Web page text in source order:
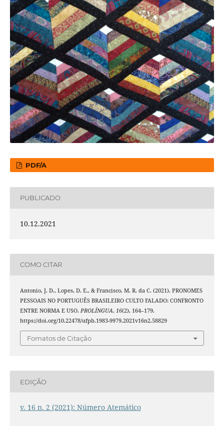
PDF/A
PUBLICADO
10.12.2021
COMO CITAR
Antonio, J. D., Lopes, D. E., & Francisco, M. R. da C. (2021). PRONOMES
PESSOAIS NO PORTUGUÊS BRASILEIRO CULTO FALADO: CONFRONTO
ENTRE NORMA E USO. PROLÍNGUA, 16(2), 164–179.
https://doi.org/10.22478/ufpb.1983-9979.2021v16n2.58829
Fomatos de Citação
EDIÇÃO
v. 16 n. 2 (2021): Número Atemático